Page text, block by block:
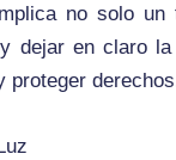
no solo un
dejar en claro
proteger